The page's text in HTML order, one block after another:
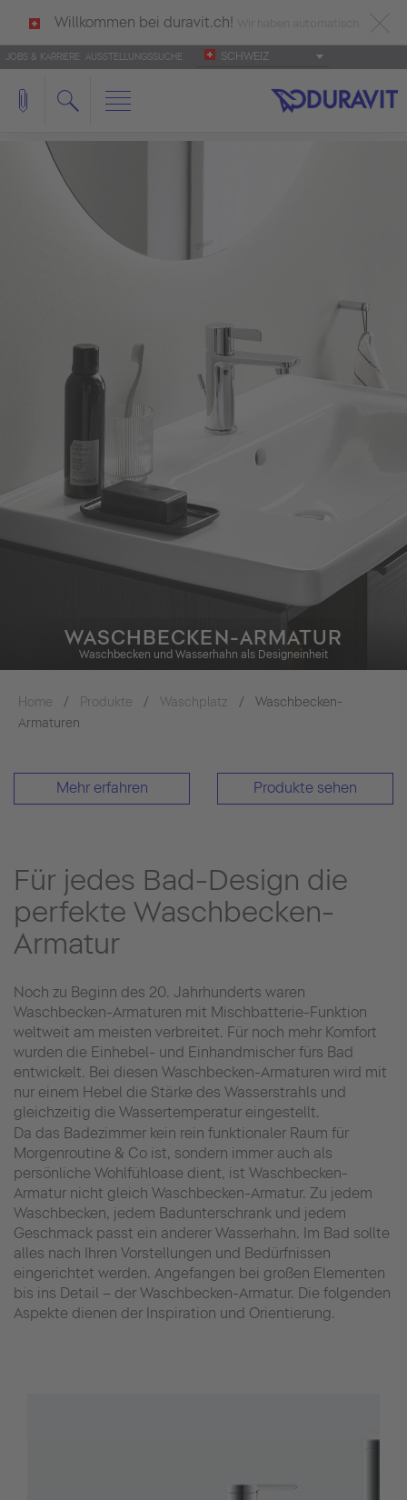
Willkommen bei duravit.ch!
deutsch als Ihre Sprache erkannt.
Français Italiano
JOBS & KARRIERE AUSSTELLUNGSSUCHE SCHWEIZ
WASCHBECKEN-ARMATUR
Waschbecken und Wasserhahn als Designeinheit
Home Produkte Waschplatz
Waschbecken-
Armaturen
Mehr erfahren Produkte sehen
Für jedes Bad-Design die
perfekte Waschbecken-
Armatur
Noch zu Beginn des 20. Jahrhunderts waren
Waschbecken-Armaturen mit Mischbatterie-Funktion
weltweit am meisten verbreitet. Für noch mehr Komfort
wurden die Einhebel- und Einhandmischer fürs Bad
entwickelt. Bei diesen Waschbecken-Armaturen wird mit
nur einem Hebel die Stärke des Wasserstrahls und
gleichzeitig die Wassertemperatur eingestellt.
Da das Badezimmer kein rein funktionaler Raum für
Morgenroutine & Co ist, sondern immer auch als
persönliche Wohlfühloase dient, ist Waschbecken-
Armatur nicht gleich Waschbecken-Armatur. Zu jedem
Waschbecken, jedem Badunterschrank und jedem
Geschmack passt ein anderer Wasserhahn. Im Bad sollte
alles nach Ihren Vorstellungen und Bedürfnissen
eingerichtet werden. Angefangen bei großen Elementen
bis ins Detail – der Waschbecken-Armatur. Die folgenden
Aspekte dienen der Inspiration und Orientierung.